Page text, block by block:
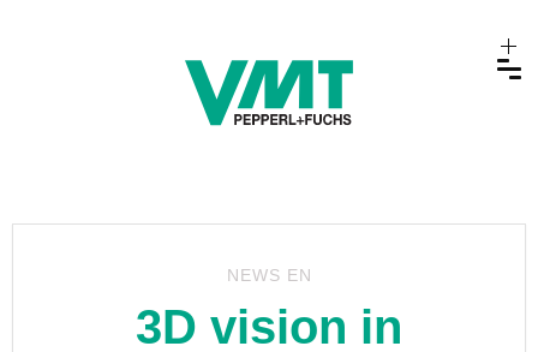
NEWS EN
3D vision in